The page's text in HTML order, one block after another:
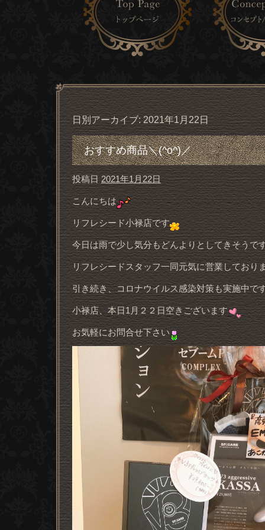
日別アーカイブ:2021年1月22日
おすすめ商品＼(^o^)／
投稿日 2021年1月22日
こんにちは
リフレシード小禄店です
今日は雨で少し気分もどんよりとしてきそうで
リフレシードスタッフ一同元気に営業しており
引き続き、コロナウイルス感染対策も実施中で
小禄店、本日1月２２日空きございます
お気軽にお問合せ下さい